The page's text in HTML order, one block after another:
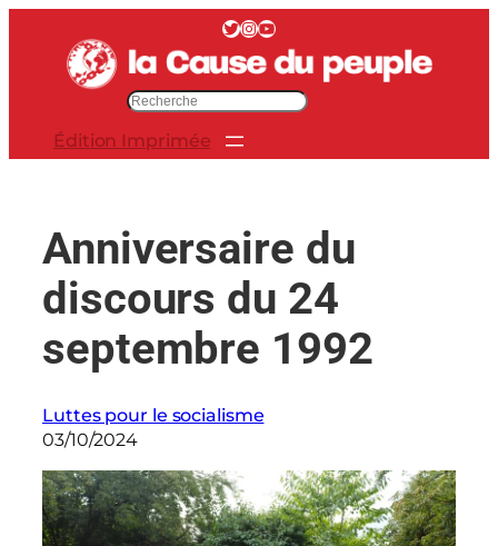
contenu
Twitter InstagramYouTube
c
e
Édition Imprimée
Anniversaire du
discours du 24
septembre 1992
Luttes pour le socialisme
03/10/2024